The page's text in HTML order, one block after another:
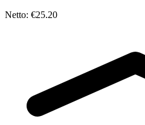
Netto: €25.20